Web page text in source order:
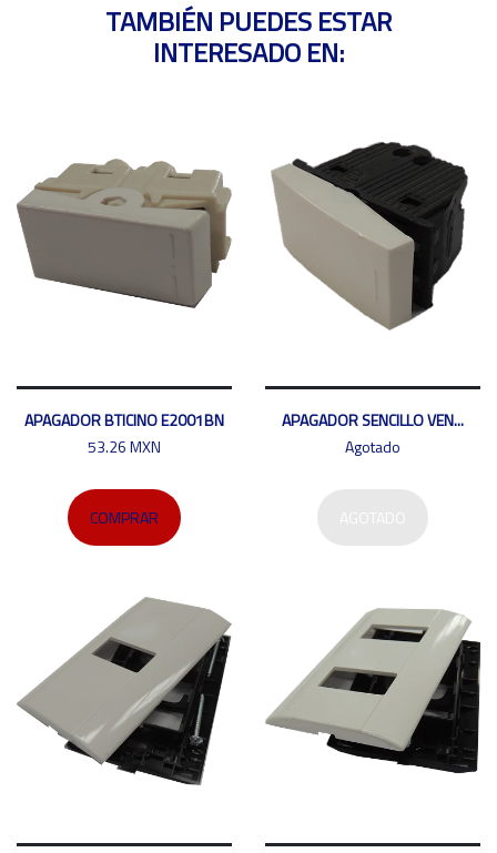
TAMBIÉN PUEDES ESTAR
INTERESADO EN:
APAGADOR BTICINO E2001BN
53.26 MXN
COMPRAR
APAGADOR SENCILLO VEN...
Agotado